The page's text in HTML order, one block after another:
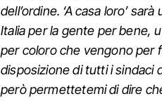
dell’ordine. ‘A casa loro’
Italia per la gente per bene,
per coloro che vengono per
disposizione di tutti i sindaci
però permettetemi di dire